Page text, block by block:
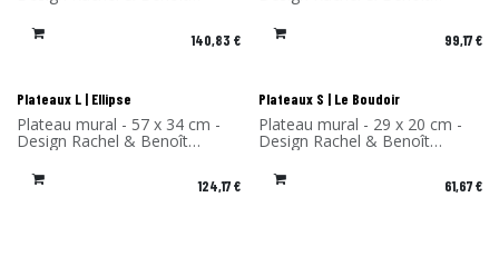
Convers - Matériau: Stratifié
de bouleau - Fabriqué en
France 140,83 €
Convers - Matériau: Stratifié
de bouleau - Fabriqué en
France 99,17€
Plateaux L | Ellipse
Plateau mural - 57 x 34 cm -
Design Rachel & Benoît
Convers - Matériau: Stratifié
de bouleau - Fabriqué en
France 124,17€
Plateaux S | Le Boudoir
Plateau mural - 29 x 20 cm -
Design Rachel & Benoît
Convers - Matériau: Stratifié
de bouleau - Fabriqué en
France 61,67€